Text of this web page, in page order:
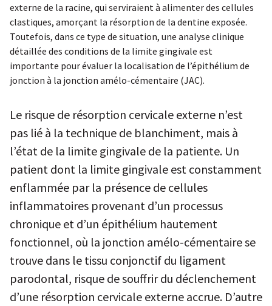
externe de la racine, qui serviraient à alimenter des cellules
clastiques, amorçant la résorption de la dentine exposée.
Toutefois, dans ce type de situation, une analyse clinique
détaillée des conditions de la limite gingivale est
importante pour évaluer la localisation de l’épithélium de
jonction à la jonction amélo-cémentaire (JAC).
Le risque de résorption cervicale externe n’est
pas lié à la technique de blanchiment, mais à
l’état de la limite gingivale de la patiente. Un
patient dont la limite gingivale est constamment
enflammée par la présence de cellules
inflammatoires provenant d’un processus
chronique et d’un épithélium hautement
fonctionnel, où la jonction amélo-cémentaire se
trouve dans le tissu conjonctif du ligament
parodontal, risque de souffrir du déclenchement
d’une résorption cervicale externe accrue. D’autre